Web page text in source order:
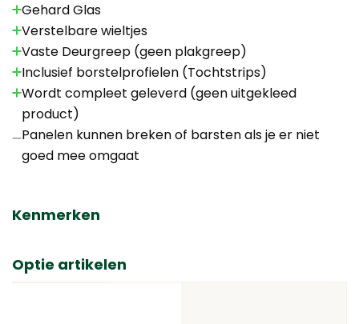
Gehard Glas
Verstelbare wieltjes
Vaste Deurgreep (geen plakgreep)
Inclusief borstelprofielen (Tochtstrips)
Wordt compleet geleverd (geen uitgekleed
product)
Panelen kunnen breken of barsten als je er niet
goed mee omgaat
Kenmerken
Optie artikelen